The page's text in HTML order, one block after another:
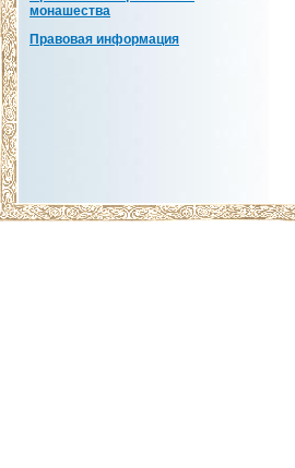
монашества
Правовая информация